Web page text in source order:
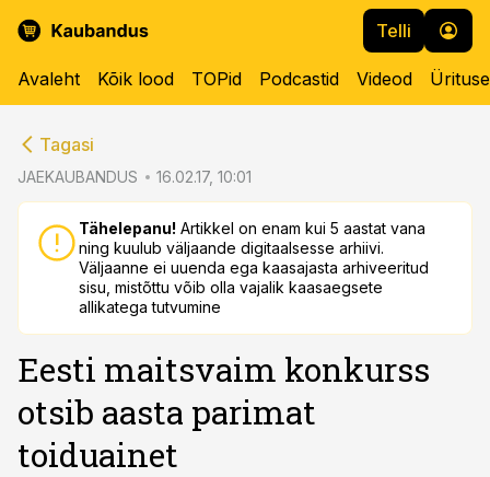
Telli
Avaleht Kõik lood TOPid Podcastid Videod
Tagasi
JAEKAUBANDUS 16.02.17, 10:01
Tähelepanu! Artikkel on enam kui 5 aastat vana
ning kuulub väljaande digitaalsesse arhiivi.
Väljaanne ei uuenda ega kaasajasta arhiveeritud
sisu, mistõttu võib olla vajalik kaasaegsete
allikatega tutvumine
Eesti maitsvaim konkurss
otsib aasta parimat
toiduainet